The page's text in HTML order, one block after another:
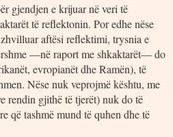
gjendjen e krijuar në veri të
të reflektonin. Por edhe nëse
aftësi reflektimi, trysnia e
―në raport me shkaktarët― do
evropianët dhe Ramën), të
Nëse nuk veprojmë kështu, me
rendin gjithë të tjerët) nuk do të
që tashmë mund të quhen dhe të